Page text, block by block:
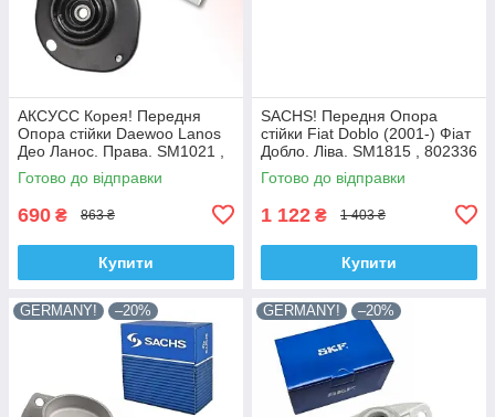
АКСУСС Корея! Передня
Опора стійки Daewoo Lanos
Део Ланос. Права. SM1021 ,
KB690.08
Готово до відправки
690 ₴ 863 ₴
Купити
SACHS! Передня Опора
стійки Fiat Doblo (2001-) Фіат
Добло. Ліва. SM1815 , 802336
, KB658.15 , VKDC35232
Готово до відправки
1 122 ₴ 1 403 ₴
Купити
GERMANY! –20% GERMANY! –20%